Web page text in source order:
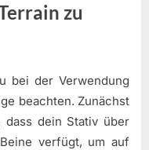
zu
bei der Verwendung
beachten. Zunächst
dein Stativ über
verfügt, um auf